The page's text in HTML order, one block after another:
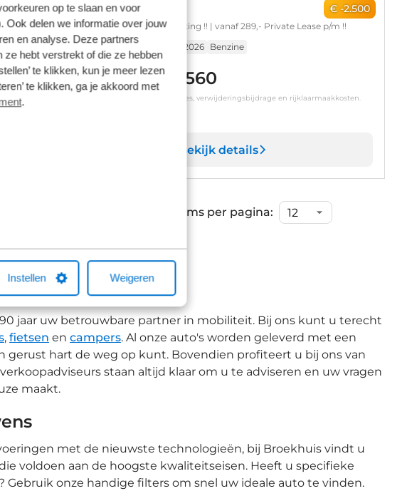
op te slaan en voor
Ook delen we informatie over jouw
en analyse. Deze partners
ze hebt verstrekt of die ze hebben
te klikken, kun je meer lezen
te klikken, ga je akkoord met
.
Instellen Weigeren
€ -2.500
Hyundai i10
1.0 Premium | €2500,- korting !! | vanaf 289,- Private Lease p/m !!
10 km
Handgeschakeld 2026 Benzine
€ 25.060 € 22.560
Prijs is inclusief BTW, BPM, leges, verwijderingsbijdrage en rijklaarmaakkosten.
Bekijk details
Items per pagina:
auto'?
jaar uw betrouwbare partner in mobiliteit. Bij ons kunt u terecht
, fietsen en campers. Al onze auto's worden geleverd met een
gerust hart de weg op kunt. Bovendien profiteert u bij ons van
staan altijd klaar om u te adviseren en uw vragen
maakt.
met de nieuwste technologieën, bij Broekhuis vindt u
voldoen aan de hoogste kwaliteitseisen. Heeft u specifieke
Gebruik onze handige filters om snel uw ideale auto te vinden.